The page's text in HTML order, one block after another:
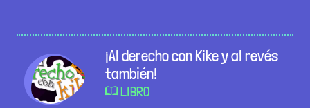
¡Al derecho con Kike y al revés
también!
LIBRO